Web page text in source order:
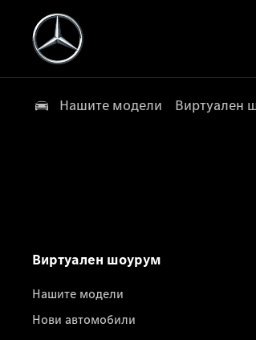
Нашите модели Виртуален
Виртуален шоурум
Нашите модели
Нови автомобили